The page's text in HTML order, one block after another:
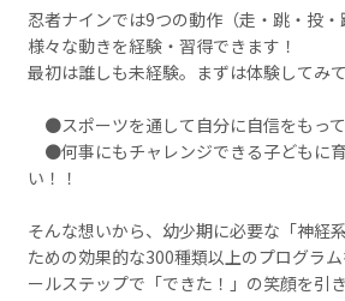
忍者ナインでは9つの動作（走・跳・投・
様々な動きを経験・習得できます！
最初は誰しも未経験。まずは体験してみ
●スポーツを通して自分に自信をもって
●何事にもチャレンジできる子どもに
い！！
そんな想いから、幼少期に必要な「神経
ための効果的な300種類以上のプログラ
ールステップで「できた！」の笑顔を引